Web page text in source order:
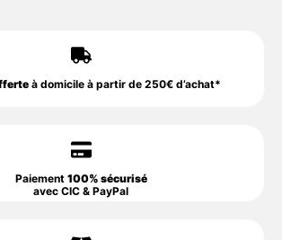
à domicile à partir de 250€ d’achat*
Paiement 100% sécurisé
avec CIC & PayPal